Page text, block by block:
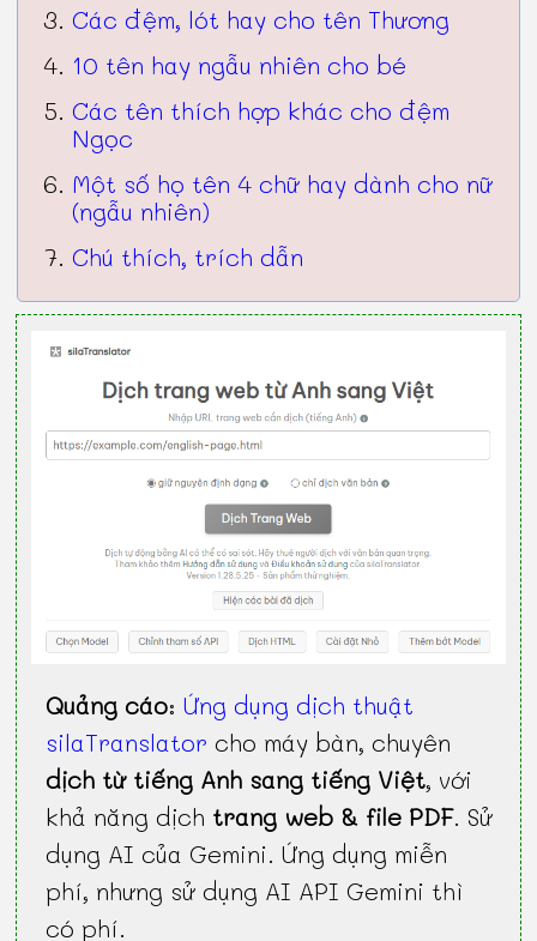
Các đệm, lót hay cho tên Thương
10 tên hay ngẫu nhiên cho bé
Các tên thích hợp khác cho đệm
Ngọc
Một số họ tên 4 chữ hay dành cho nữ
(ngẫu nhiên)
Chú thích, trích dẫn
Quảng cáo:Ứng dụng dịch thuật
silaTranslator cho máy bàn, chuyên
dịch từ tiếng Anh sang tiếng Việt, với
khả năng dịch trang web & file PDF. Sử
dụng AI của Gemini. Ứng dụng miễn
phí, nhưng sử dụng AI API Gemini thì
có phí.